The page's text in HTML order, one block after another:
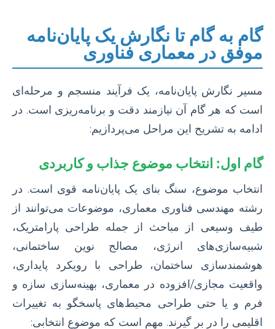
گام به گام تا نگارش یک پایان‌نامه
موفق در معماری فناوری
مسیر نگارش پایان‌نامه، یک فرآیند منسجم و مرحله‌ای
است که هر گام آن نیازمند دقت و برنامه‌ریزی است. در
ادامه به تشریح این مراحل می‌پردازیم:
گام اول: انتخاب موضوع جذاب و کاربردی
انتخاب موضوع، سنگ بنای یک پایان‌نامه قوی است. در
رشته مهندسی فناوری معماری، موضوعات می‌توانند از
طیف وسیعی از مباحث از جمله طراحی پارامتریک،
شبیه‌سازی‌های انرژی، مصالح نوین ساختمانی،
هوشمندسازی ساختمان، طراحی با رویکرد پایداری،
واقعیت مجازی/افزوده در معماری، بهینه‌سازی سازه و
فرم و یا حتی طراحی محیط‌های پاسخگو به تغییرات
اقلیمی را در بر گیرند. مهم است که موضوع انتخابی: